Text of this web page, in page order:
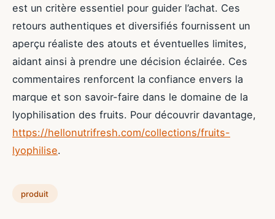
est un critère essentiel pour guider l’achat. Ces
retours authentiques et diversifiés fournissent un
aperçu réaliste des atouts et éventuelles limites,
aidant ainsi à prendre une décision éclairée. Ces
commentaires renforcent la confiance envers la
marque et son savoir-faire dans le domaine de la
lyophilisation des fruits. Pour découvrir davantage,
https://hellonutrifresh.com/collections/fruits-
lyophilise.
produit